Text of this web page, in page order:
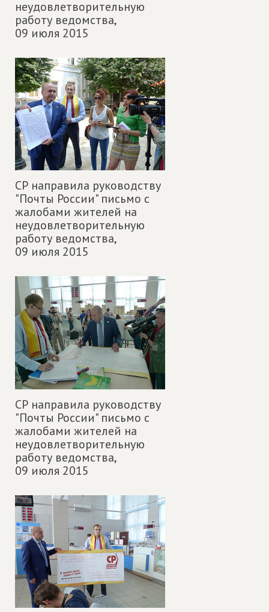
неудовлетворительную
работу ведомства,
09 июля 2015
СР направила руководству
"Почты России" письмо с
жалобами жителей на
неудовлетворительную
работу ведомства,
09 июля 2015
СР направила руководству
"Почты России" письмо с
жалобами жителей на
неудовлетворительную
работу ведомства,
09 июля 2015